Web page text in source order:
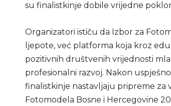
su finalistkinje dobile vrijedne
Organizatori ističu da Izbor za
ljepote, već platforma koja kroz
pozitivnih društvenih vrijednosti
profesionalni razvoj. Nakon
finalistkinje nastavljaju pripreme za
Fotomodela Bosne i Hercegovine